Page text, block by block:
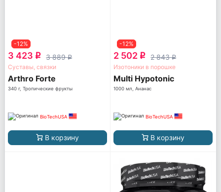
-12%
3 423 q 3 889q
Суставы, связки
Arthro Forte
340 г, Тропические фрукты
BioTechUSA
В корзину
-12%
2 502 q 2 843q
Изотоники в порошке
Multi Hypotonic
1000 мл, Ананас
BioTechUSA
В корзину